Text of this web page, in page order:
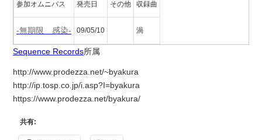
参加オムニバス 発売日 その他 収録曲
-無期限∞感染- 09/05/10 渦
Sequence Records所属
http://www.prodezza.net/~byakura
http://ip.tosp.co.jp/i.asp?I=byakura
https://www.prodezza.net/byakura/
共有: